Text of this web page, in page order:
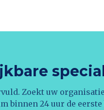
Zoekt uw
binnen 24 uur de eerste